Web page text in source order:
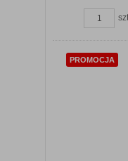
PROMOCJA